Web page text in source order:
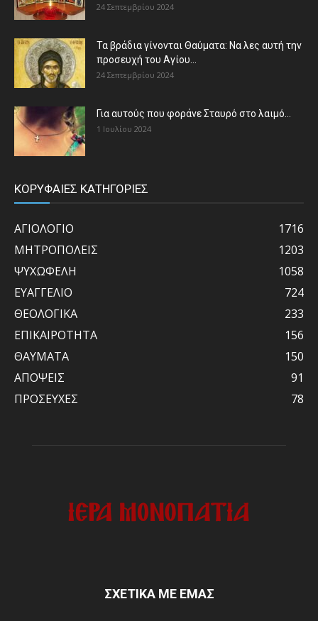
24 Σεπτεμβρίου 2024
Τα βράδια γίνονται Θαύματα: Να λες αυτή την
προσευχή του Αγίου...
24 Σεπτεμβρίου 2024
Για αυτούς που φοράνε Σταυρό στο λαιμό…
1 Ιουλίου 2024
ΚΟΡΥΦΑΙΕΣ ΚΑΤΗΓΟΡΙΕΣ
ΑΓΙΟΛΟΓΙΟ
1716
ΜΗΤΡΟΠΟΛΕΙΣ
1203
ΨΥΧΩΦΕΛΗ
1058
ΕΥΑΓΓΕΛΙΟ
724
ΘΕΟΛΟΓΙΚΑ
233
ΕΠΙΚΑΙΡΟΤΗΤΑ
156
ΘΑΥΜΑΤΑ
150
ΑΠΟΨΕΙΣ
91
ΠΡΟΣΕΥΧΕΣ
78
ΣΧΕΤΙΚΑ ΜΕ ΕΜΑΣ